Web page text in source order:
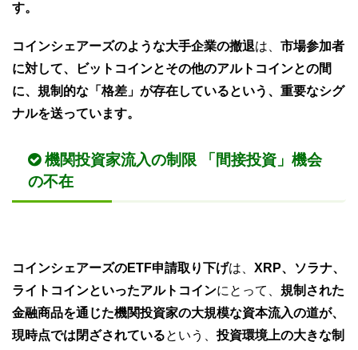
す。
コインシェアーズのような大手企業の撤退は、 市場参加者
に対して、ビットコインとその他のアルトコインとの間
に、規制的な「格差」が存在しているという、重要なシグ
ナルを送っています。
機関投資家流入の制限 「間接投資」機会
の不在
コインシェアーズのETF申請取り下げは、 XRP、ソラナ、
ライトコインといったアルトコインにとって、 規制された
金融商品を通じた機関投資家の大規模な資本流入の道が、
現時点では閉ざされているという、 投資環境上の大きな制